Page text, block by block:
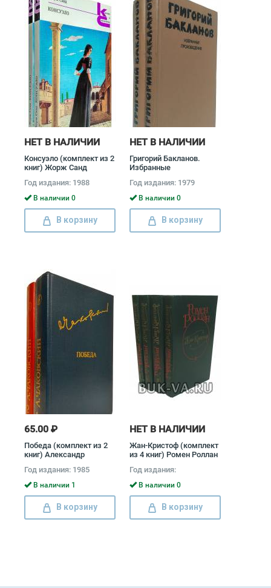
НЕТ В НАЛИЧИИ
Консуэло (комплект из 2
книг) Жорж Санд
Год издания: 1988
В наличии 0
В корзину
НЕТ В НАЛИЧИИ
Григорий Бакланов.
Избранные
из 2 книг) Григорий
Бакланов
Год издания: 1979
В наличии 0
В корзину
65.00 ₽
Победа (комплект из 2
книг) Александр
Год издания: 1985
В наличии 1
В корзину
НЕТ В НАЛИЧИИ
Жан-Кристоф (комплект
из 4 книг) Ромен Роллан
Год издания:
В наличии 0
В корзину